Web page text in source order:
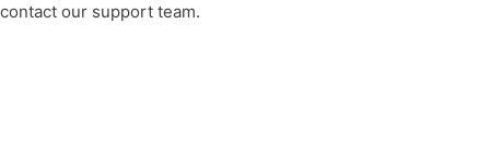
contact our support team.